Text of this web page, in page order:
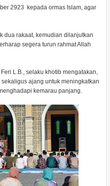
2923 kepada ormas Islam, agar
dua rakaat, kemudian dilanjutkan
segera turun rahmat Allah
L.B., selaku khotib mengatakan,
ajang untuk meningkatkan
kemarau panjang.